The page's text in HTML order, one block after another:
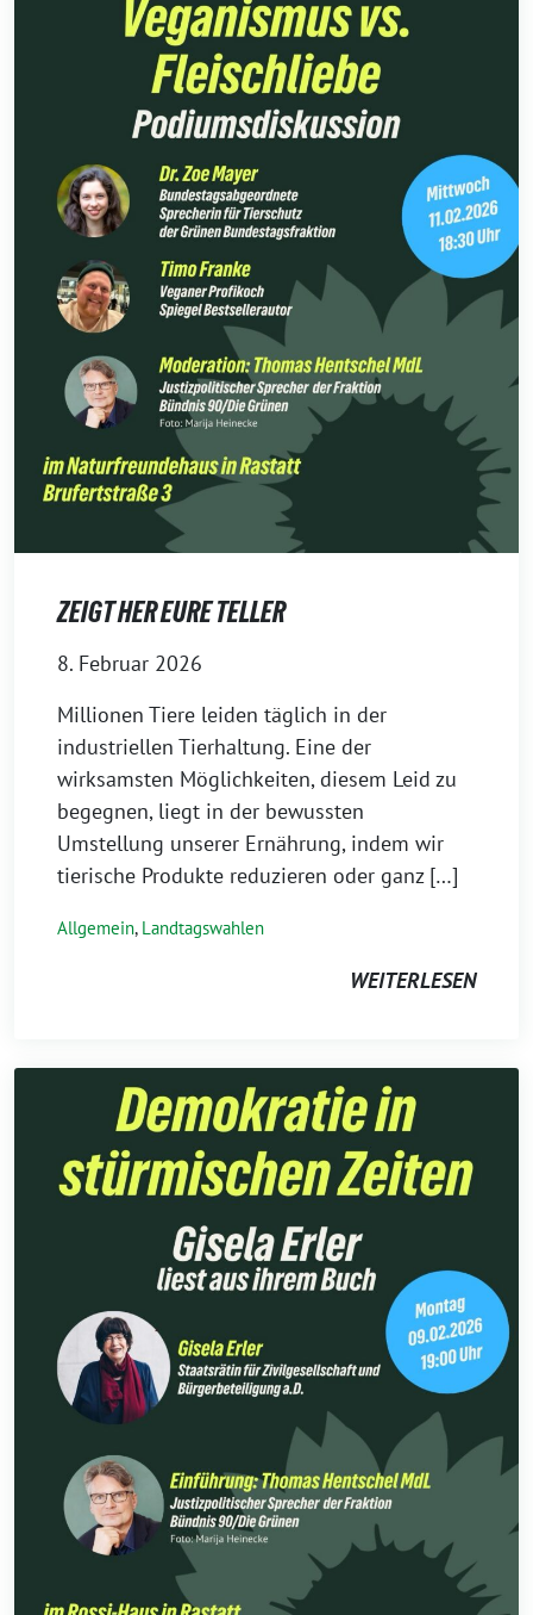
ZEIGT HER EURE TELLER
8. Februar 2026
Millionen Tiere leiden täglich in der
industriellen Tierhaltung. Eine der
wirksamsten Möglichkeiten, diesem Leid zu
begegnen, liegt in der bewussten
Umstellung unserer Ernährung, indem wir
tierische Produkte reduzieren oder ganz […]
Allgemein, Landtagswahlen
WEITERLESEN